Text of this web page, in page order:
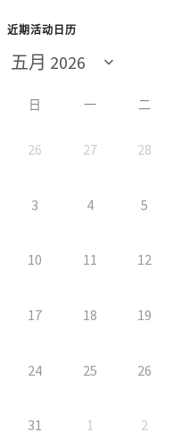
近期活动日历
日 一 二
26 27 28
3 4 5
10 11 12
17 18 19
24 25 26
31 1 2